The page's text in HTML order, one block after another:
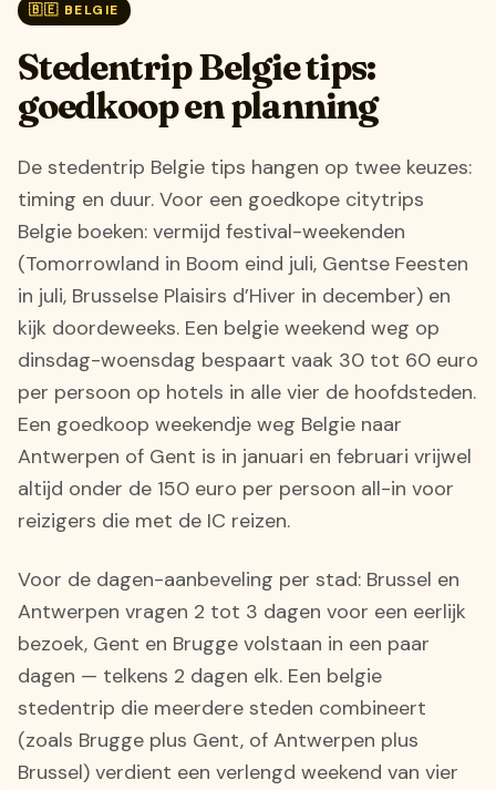
🇧🇪 BELGIE
Stedentrip Belgie tips:
goedkoop en planning
De stedentrip Belgie tips hangen op twee keuzes:
timing en duur. Voor een goedkope citytrips
Belgie boeken: vermijd festival-weekenden
(Tomorrowland in Boom eind juli, Gentse Feesten
in juli, Brusselse Plaisirs d’Hiver in december) en
kijk doordeweeks. Een belgie weekend weg op
dinsdag-woensdag bespaart vaak 30 tot 60 euro
per persoon op hotels in alle vier de hoofdsteden.
Een goedkoop weekendje weg Belgie naar
Antwerpen of Gent is in januari en februari vrijwel
altijd onder de 150 euro per persoon all-in voor
reizigers die met de IC reizen.
Voor de dagen-aanbeveling per stad: Brussel en
Antwerpen vragen 2 tot 3 dagen voor een eerlijk
bezoek, Gent en Brugge volstaan in een paar
dagen — telkens 2 dagen elk. Een belgie
stedentrip die meerdere steden combineert
(zoals Brugge plus Gent, of Antwerpen plus
Brussel) verdient een verlengd weekend van vier